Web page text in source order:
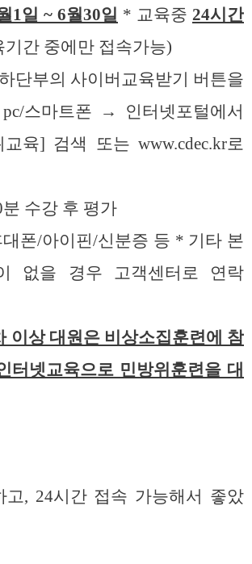
1일 ~ 6월30일 * 교육중 24시간
기간 중에만 접속가능)
단부의 사이버교육받기 버튼을
스마트폰 → 인터넷포털에서
교육] 검색 또는 www.cdec.kr로
수강 후 평가
폰/아이핀/신분증 등 * 기타 본
없을 경우 고객센터로 연락
이상 대원은 비상소집훈련에 참
터넷교육으로 민방위훈련을 대
고, 24시간 접속 가능해서 좋았